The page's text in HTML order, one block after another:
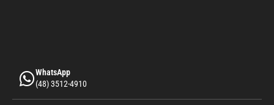
WhatsApp
(48) 3512-4910